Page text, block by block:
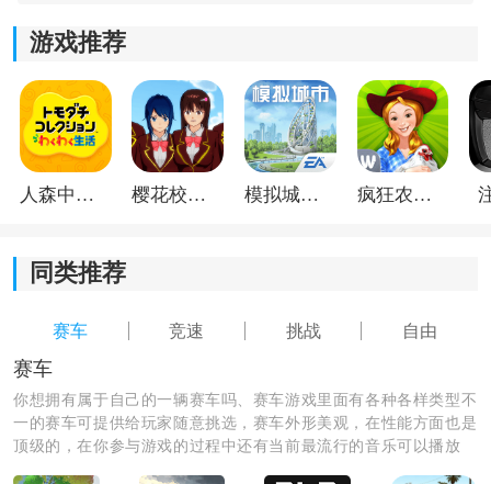
驶。
《apex竞速联机版》游戏测评：
以第一人称的车内视角来这里进行游玩，欣赏到不同的
特色，每次开局的时候都可以给玩家呈现出不同的技
巧，让你在比赛的时候可以获得领先的位置，不同的汽
车他们都拥有着独特的技能，可以帮助玩家发挥出自己
游戏推荐
人森中文版 樱花校园模拟器1.048.00中文版 模拟城市我是巿长联机版 疯狂农场3美国派19
同类推荐
赛车 竞速 挑战 自由
赛车
你想拥有属于自己的一辆赛车吗、赛车游戏里面有各种各样类型不
一的赛车可提供给玩家随意挑选，赛车外形美观，在性能方面也是
顶级的，在你参与游戏的过程中还有当前最流行的音乐可以播放